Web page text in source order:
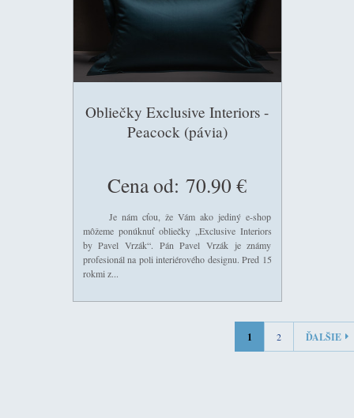
Obliečky Exclusive Interiors -
Peacock (pávia)
Cena od: 70.90 €
Je nám cťou, že Vám ako jediný e-shop
môžeme ponúknuť obliečky „Exclusive Interiors
by Pavel Vrzák“. Pán Pavel Vrzák je známy
profesionál na poli interiérového designu. Pred 15
rokmi z...
1 2 ĎALŠIE